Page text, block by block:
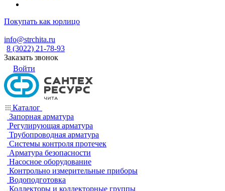
Покупать как юрлицо
info@strchita.ru
8 (3022) 21-78-93
Заказать звонок
Войти
Каталог
Запорная арматура
Регулирующая арматура
Трубопроводная арматура
Системы контроля протечек
Арматура безопасности
Насосное оборудование
Контрольно измерительные приборы
Водоподготовка
Коллекторы и коллекторные группы